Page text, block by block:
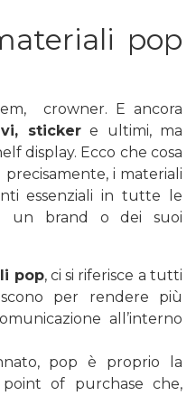
pop
crowner. E ancora
stickere ultimi, ma
display. Ecco che cosa
precisamente, i materiali
essenziali in tutte le
un brand o dei suoi
pop, ci si riferisce a tutti
per rendere più
all’interno
pop è proprio la
of purchase che,